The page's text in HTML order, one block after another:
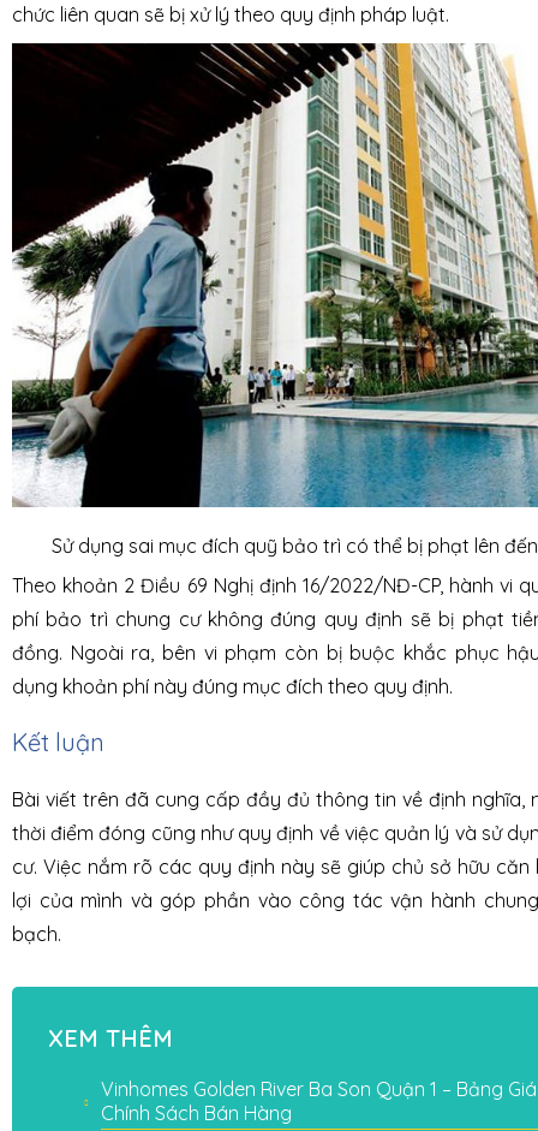
chức liên quan sẽ bị xử lý theo quy định pháp luật.
Sử dụng sai mục đích quỹ bảo trì có thể bị phạt lên
Theo khoản 2 Điều 69 Nghị định 16/2022/NĐ-CP, hành vi
phí bảo trì chung cư không đúng quy định sẽ bị phạt
đồng. Ngoài ra, bên vi phạm còn bị buộc khắc phục
dụng khoản phí này đúng mục đích theo quy định.
Kết luận
Bài viết trên đã cung cấp đầy đủ thông tin về định nghĩa,
thời điểm đóng cũng như quy định về việc quản lý và sử
cư. Việc nắm rõ các quy định này sẽ giúp chủ sở hữu
lợi của mình và góp phần vào công tác vận hành
bạch.
XEM THÊM
Vinhomes Golden River Ba Son Quận 1 – Bảng
Chính Sách Bán Hàng